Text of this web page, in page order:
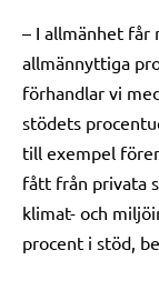
– I allmänhet får
allmännyttiga
förhandlar vi
stödets
till exempel
fått från privata
klimat- och
procent i stöd,